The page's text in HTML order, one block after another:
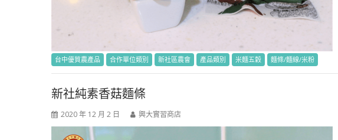
台中優質農產品 合作單位類別 新社區農會 產品類別 米麵五穀 麵條/麵線/米粉
新社純素香菇麵條
2020 年 12 月 2 日 興大實習商店